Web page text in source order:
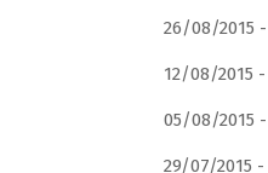
26/08/2015 -
12/08/2015 -
05/08/2015 -
29/07/2015 -